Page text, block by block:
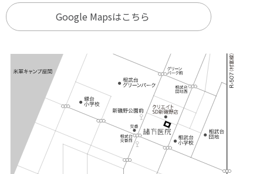
Google Mapsはこちら